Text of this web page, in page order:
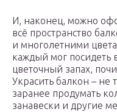
И, наконец, можно
всё пространство
и многолетними
каждый мог посидеть
цветочный запах,
Украсить балкон – не
заранее продумать
занавески и другие